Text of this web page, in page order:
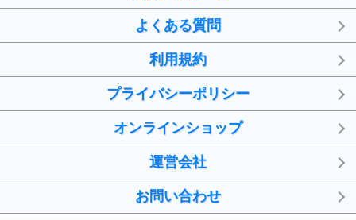
よくある質問
利用規約
プライバシーポリシー
オンラインショップ
運営会社
お問い合わせ